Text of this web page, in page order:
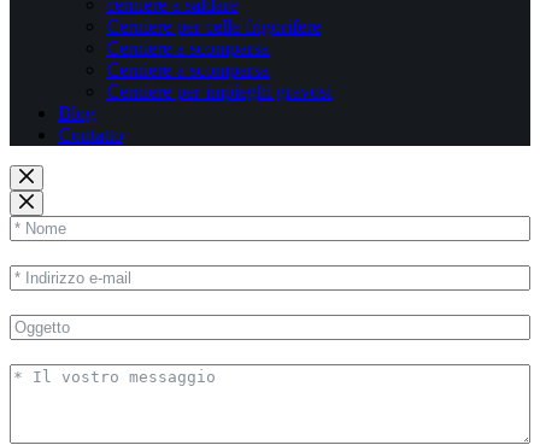
cerniere a saldare
Cerniere per celle frigorifere
Cerniere a scomparsa
Cerniere a scomparsa
Cerniere per impieghi gravosi
Blog
Contatto